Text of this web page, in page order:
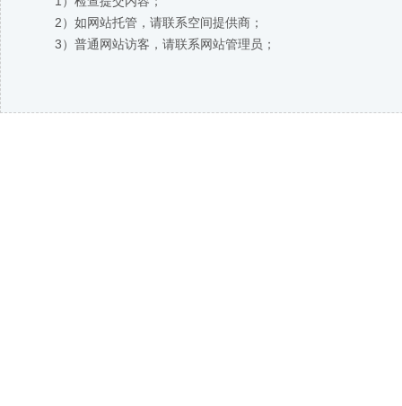
2）如网站托管，请联系空间提供商；
3）普通网站访客，请联系网站管理员；